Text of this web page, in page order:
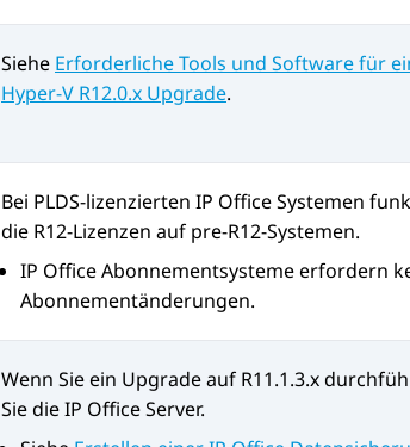
Siehe Erforderliche Tools und Software für
Hyper-V R12.0.x Upgrade.
Bei PLDS-lizenzierten IP OfficeSystemen
die R12-Lizenzen auf pre-R12-Systemen.
IP OfficeAbonnementsysteme erfordern
Abonnementänderungen.
Wenn Sie ein Upgrade auf R11.1.3.x
Sie dieIP OfficeServer.